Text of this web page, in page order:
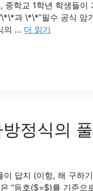
중학교 1학년 학생들
과 \*\*”필수 공식
의 … 더 읽기
정식의
답지 (이항, 해 구하
“등호($=$)를 기준